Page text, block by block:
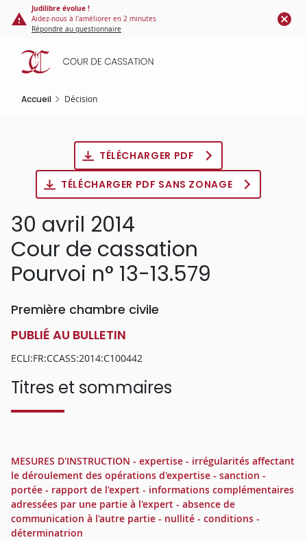
Panneau de gestion des cookies
contenu
principal
Judilibre évolue !
Aidez-nous à l'améliorer en 2 minutes
Répondre au questionnaire
Accueil Décision
TÉLÉCHARGER PDF
TÉLÉCHARGER PDF SANS ZONAGE
30 avril 2014
Cour de cassation
Pourvoi n° 13-13.579
Première chambre civile
PUBLIÉ AU BULLETIN
ECLI:FR:CCASS:2014:C100442
Titres et sommaires
MESURES D'INSTRUCTION - expertise - irrégularités affectant
le déroulement des opérations d'expertise - sanction -
portée - rapport de l'expert - informations complémentaires
adressées par une partie à l'expert - absence de
communication à l'autre partie - nullité - conditions -
déterminatrion